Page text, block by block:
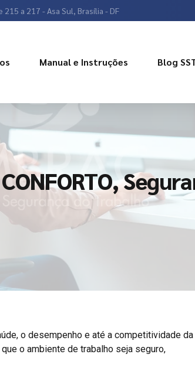
215 a 217 - Asa Sul, Brasília - DF
Manual e Instruções Blog
o desempenho e até a competitividade da
o ambiente de trabalho seja seguro,